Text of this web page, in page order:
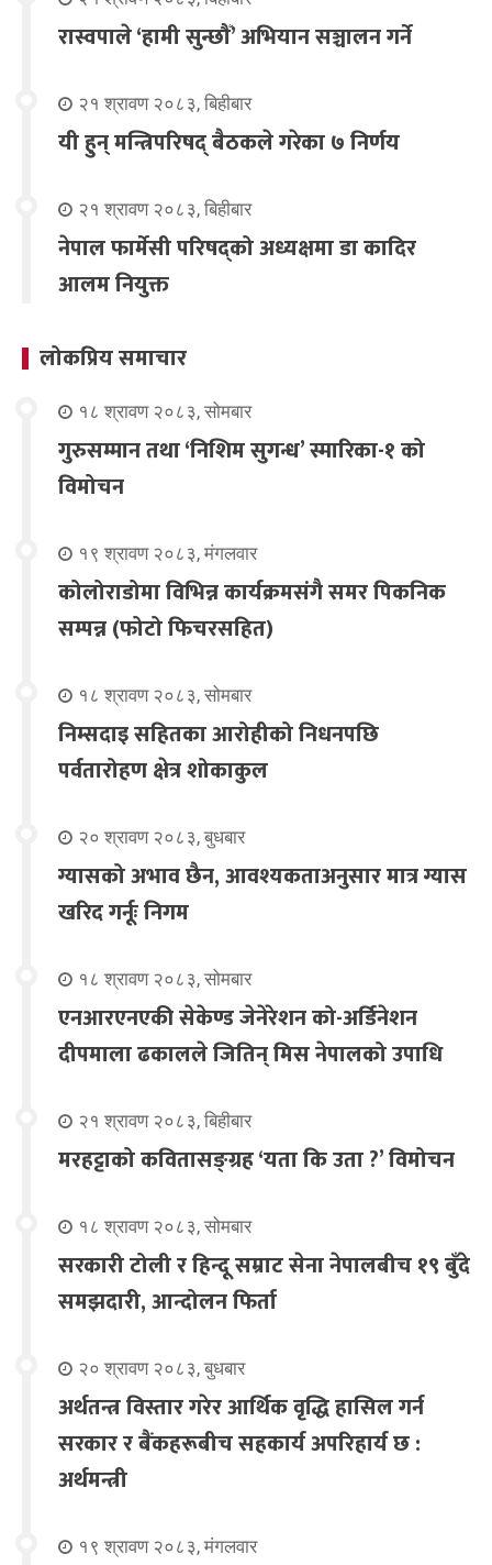
रास्वपाले ‘हामी सुन्छौँ’ अभियान सञ्चालन गर्ने
२१ श्रावण २०८३, बिहीबार
यी हुन् मन्त्रिपरिषद् बैठकले गरेका ७ निर्णय
२१ श्रावण २०८३, बिहीबार
नेपाल फार्मेसी परिषद्को अध्यक्षमा डा कादिर
आलम नियुक्त
लोकप्रिय समाचार
१८ श्रावण २०८३, सोमबार
गुरुसम्मान तथा ‘निशिम सुगन्ध’ स्मारिका-१ को
विमोचन
१९ श्रावण २०८३, मंगलवार
कोलोराडोमा विभिन्न कार्यक्रमसंगै समर पिकनिक
सम्पन्न (फोटो फिचरसहित)
१८ श्रावण २०८३, सोमबार
निम्सदाइ सहितका आरोहीको निधनपछि
पर्वतारोहण क्षेत्र शोकाकुल
२० श्रावण २०८३, बुधबार
ग्यासको अभाव छैन, आवश्यकताअनुसार मात्र ग्यास
खरिद गर्नूः निगम
१८ श्रावण २०८३, सोमबार
एनआरएनएकी सेकेण्ड जेनेरेशन को-अर्डिनेशन
दीपमाला ढकालले जितिन् मिस नेपालको उपाधि
२१ श्रावण २०८३, बिहीबार
मरहट्टाको कवितासङ्ग्रह ‘यता कि उता ?’ विमोचन
१८ श्रावण २०८३, सोमबार
सरकारी टोली र हिन्दू सम्राट सेना नेपालबीच १९ बुँदे
समझदारी, आन्दोलन फिर्ता
२० श्रावण २०८३, बुधबार
अर्थतन्त्र विस्तार गरेर आर्थिक वृद्धि हासिल गर्न
सरकार र बैंकहरूबीच सहकार्य अपरिहार्य छ :
अर्थमन्त्री
१९ श्रावण २०८३, मंगलवार